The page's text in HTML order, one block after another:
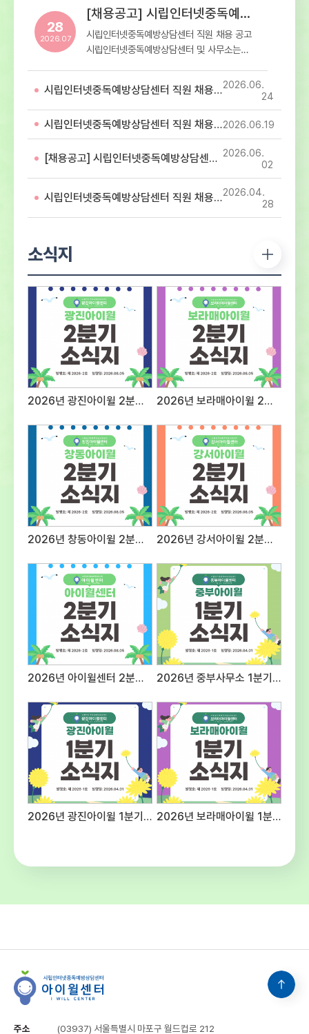
28
2026.07
[채용공고] 시립인터넷중독예방상담센터 직원 채용 공고
시립인터넷중독예방상담센터 직원 채용 공고
시립인터넷중독예방상담센터 및 사무소는
서울특별시로부터 위탁받아 운영하는 청소년
디지털미디어 중독 예방상담 전문기관입니다.
아동・청소년의 디지털미디어 중독 예방 및
해소를 위해 함께 할 유능한 인재를 모집하오니
많은 지원 바랍니다. 1. 응시분야 및 응시자격 -
첨부파일 직원 채용 공고문 참조2. 전형방법 및
첨부되어진 양식에 기입하여 제출 서류전형 및
서류심사 합격자 발표 – 2026년 8월 14일
전문성 정도40직무 수행 능력담당 직무를
수행 할 수 있는 경험과 능력의 정도40지원
적합성경력사항, 교육 및 훈련사항, 지원동기
및 장래포부 등 종합평가20※ 서류심사
동점자는 1. 경력이 많은 순, 2. 자격증의
급수가 높은 순으로 우선순위를 결정한다.※
면접대상자는 채용인원의 3배수로 한다.(단
접수인원 및 채용상황에 따라 조정 가능) ○
2차 : 면접전형 – 2026년 8월 중
자세지원동기 및 예절 등의 태도20표현력질문
대응 능력 등 종합적 표현력20전문성근무경력,
자격증, 관련분야 경험 등의
전문성30사회성조직문화 적응도 및 기타
대인관계성30 3. 접수방법 및 제출서류○
접수방법 : E-mail 제출 1) 메일주소:
admin@iwill.or.kr 2) 파일명은 ‘응시분야-
성명’으로 명시 (예) 상담팀 팀원-홍길동○
자기소개서 1부(A4 용지 2매 이내) 3)
개인정보제공 동의서 1부(첨부양식 활용,
서명하여 스캔 후 파일첨부)※ (최종합격자
제출서류) 주민등록등본, 경력증명서, 자격증
사본, 최종학교 졸업증명서, 채용신체검사서
(채용 전) 성범죄, 아동학대 전력 조회 결과 등
추후 안내 4. 근무조건 및 근무지
응시분야근무지급여조건근무시간상담팀
팀원시립인터넷중독예방상담센터
보라매사무소(서울시 동작구 여의대방로20길
61 슬기동 201호)서울시 청소년시설
예산편성기준에 의함주5일, 40시간(근무
여건에 따라 출퇴근 시간을 탄력적으로 적용할
수 있음) ○ 공통사항 - 후생복지 : 국민연금,
건강보험, 산재 및 고용보험 4대보험 가입 -
수습기간 : 채용일로부터 3개월(수습기간 종료
기타사항 : 내부 보직 발령 및 업무분장은 근무
주시고 연락처를 반드시 기재해주십시오.○
사정에 의해 변경될 수 있으며 변경될 경우
개별적으로 통지합니다. 6. 문의 :
24
2026.06
시립인터넷중독예방상담센터 직원 채용 최종합격자 공고
19
2026.06
시립인터넷중독예방상담센터 직원 채용 서류심사 합격자 공고
02
2026.06
[채용공고] 시립인터넷중독예방상담센터 직원 채용 공고
28
2026.04
시립인터넷중독예방상담센터 직원 채용 최종합격자 공고
소식지
2026년 광진아이윌 2분기 소식지 2026년 보라매아이윌 2분기 소식지
2026년 창동아이윌 2분기 소식지 2026년 강서아이윌 2분기 소식지
2026년 아이윌센터 2분기 소식지 2026년 중부사무소 1분기 소식지
2026년 광진아이윌 1분기 소식지 2026년 보라매아이윌 1분기 소식지
주소 (03937) 서울특별시 마포구 월드컵로 212